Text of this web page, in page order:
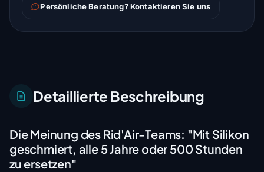
Persönliche Beratung? Kontaktieren Sie uns
Detaillierte Beschreibung
Die Meinung des Rid'Air-Teams: "Mit Silikon
geschmiert, alle 5 Jahre oder 500 Stunden
zu ersetzen"